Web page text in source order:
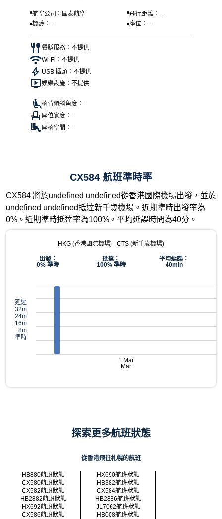
航空公司：國泰航空
飛行距離：--
機齡：--
座位：--
餐膳服務：不提供
Wi-Fi：不提供
USB 插頭：不提供
娛樂設施：不提供
椅背傾斜角度：--
座位寬度：--
座椅空間：--
CX584 航班準時率
CX584 將於undefined undefined從香港國際機場出發，並於
undefined undefined抵達新千歲機場。近期準時出發率為
0%。近期準時抵達率為100%。平均延誤時間為40分。
HKG (香港國際機場) - CTS (新千歲機場)
出發：
0% 準時
抵達：
100% 準時
平均延誤：
40min
延遲
32m
24m
16m
8m
準時
1 Mar
Mar
探索更多航班狀態
從香港飛往札幌的航班
HB880航班狀態
HX690航班狀態
CX580航班狀態
HB382航班狀態
CX582航班狀態
CX584航班狀態
HB2882航班狀態
HB2886航班狀態
HX692航班狀態
JL7062航班狀態
CX586航班狀態
HB008航班狀態